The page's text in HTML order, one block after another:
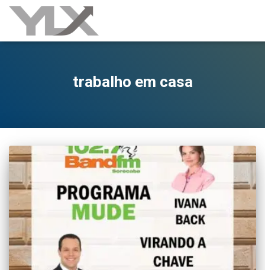
trabalho em casa